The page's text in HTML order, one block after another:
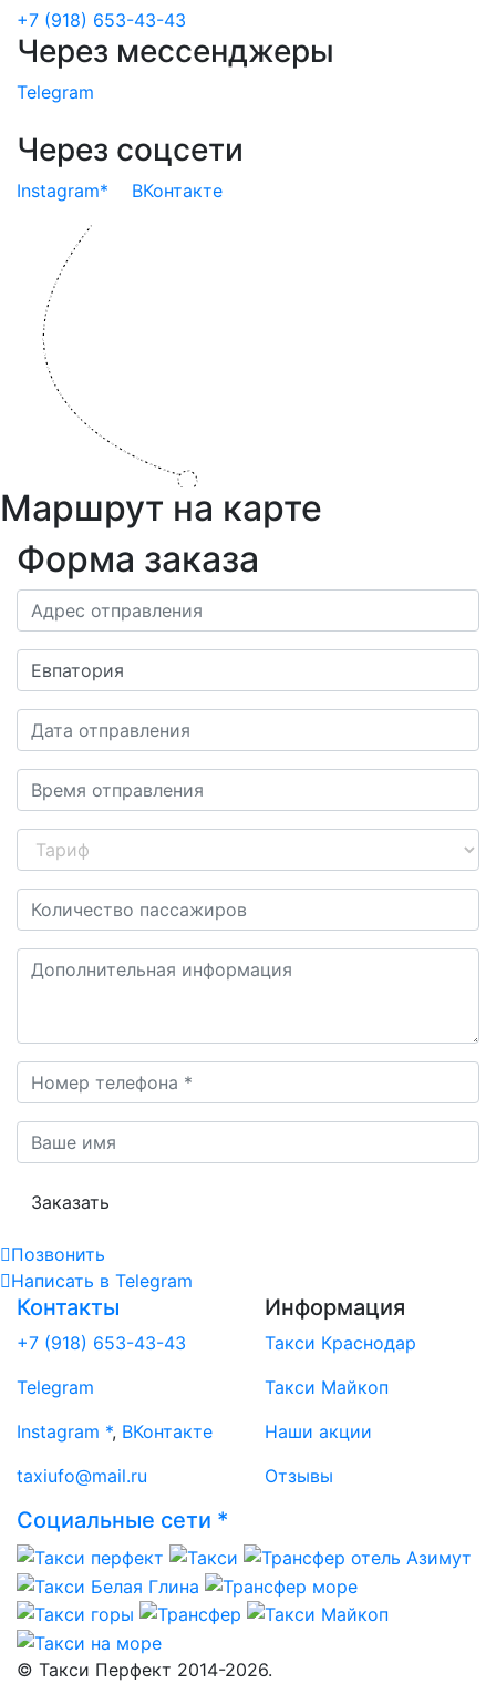
+7 (918) 653-43-43
Через мессенджеры
Telegram
Через соцсети
Instagram* ВКонтакте
Маршрут на карте
Форма заказа
Заказать
Позвонить
Написать в Telegram
Контакты
+7 (918) 653-43-43
Telegram
Instagram *, ВКонтакте
taxiufo@mail.ru
Информация
Такси Краснодар
Такси Майкоп
Наши акции
Отзывы
Социальные сети *
© Такси Перфект 2014-2026.